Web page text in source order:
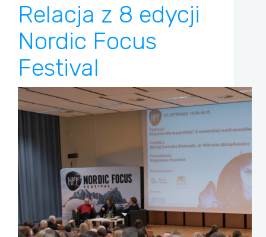
Relacja z 8 edycji
Nordic Focus
Festival